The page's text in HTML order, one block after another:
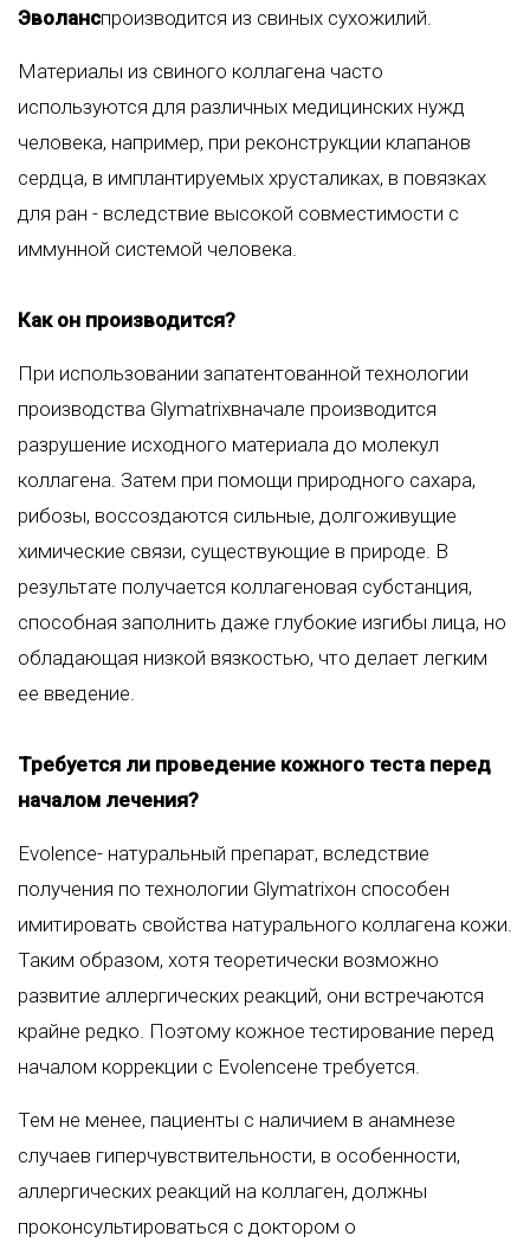
Эволанспроизводится из свиных сухожилий.
Материалы из свиного коллагена часто
используются для различных медицинских нужд
человека, например, при реконструкции клапанов
сердца, в имплантируемых хрусталиках, в повязках
для ран - вследствие высокой совместимости с
иммунной системой человека.
Как он производится?
При использовании запатентованной технологии
производства Glymatrixвначале производится
разрушение исходного материала до молекул
коллагена. Затем при помощи природного сахара,
рибозы, воссоздаются сильные, долгоживущие
химические связи, существующие в природе. В
результате получается коллагеновая субстанция,
способная заполнить даже глубокие изгибы лица, но
обладающая низкой вязкостью, что делает легким
ее введение.
Требуется ли проведение кожного теста перед
началом лечения?
Evolence- натуральный препарат, вследствие
получения по технологии Glymatrixон способен
имитировать свойства натурального коллагена кожи.
Таким образом, хотя теоретически возможно
развитие аллергических реакций, они встречаются
крайне редко. Поэтому кожное тестирование перед
началом коррекции с Evolenceне требуется.
Тем не менее, пациенты с наличием в анамнезе
случаев гиперчувствительности, в особенности,
аллергических реакций на коллаген, должны
проконсультироваться с доктором о